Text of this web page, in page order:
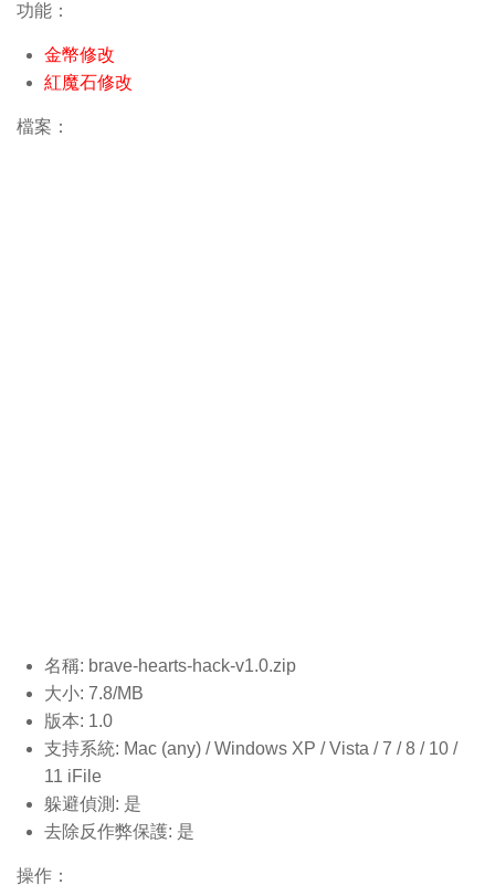
功能：
金幣修改
紅魔石修改
檔案：
名稱: brave-hearts-hack-v1.0.zip
大小: 7.8/MB
版本: 1.0
支持系統: Mac (any) / Windows XP / Vista / 7 / 8 / 10 /
11 iFile
躲避偵測: 是
去除反作弊保護: 是
操作：